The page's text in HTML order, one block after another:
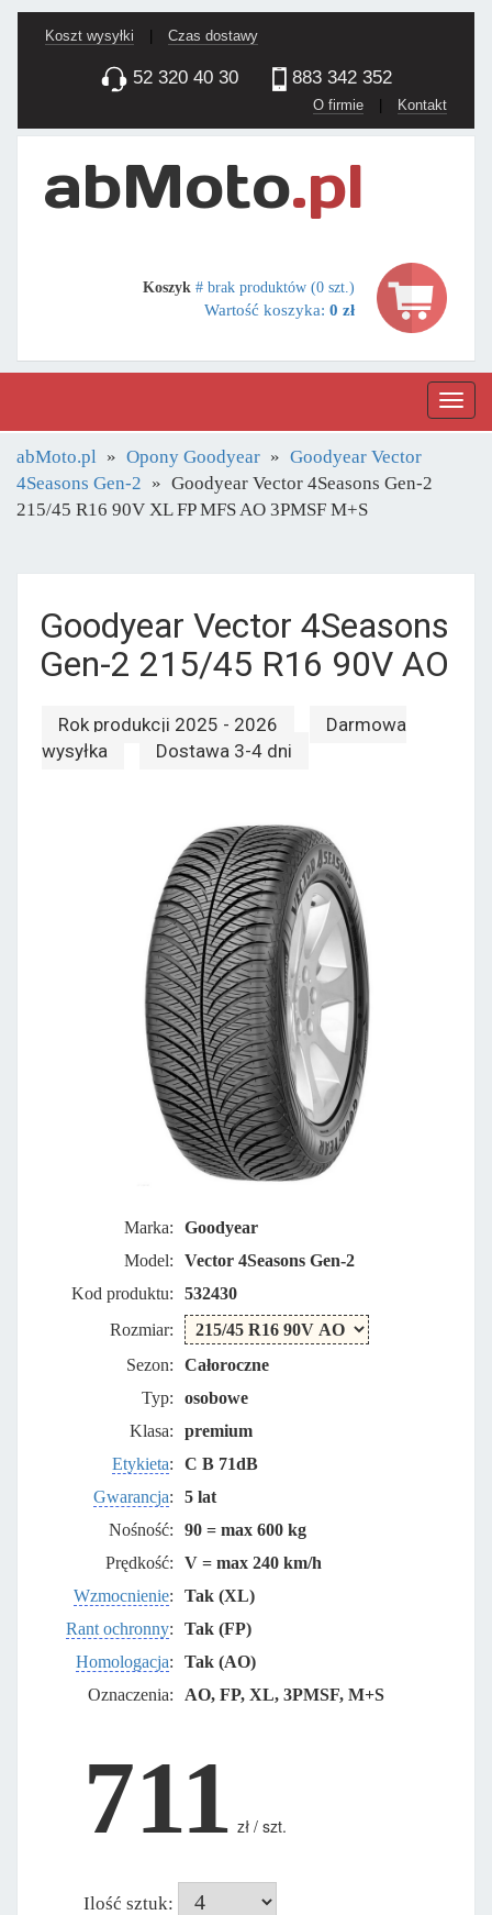
Koszt wysyłki Czas dostawy
52 320 40 30 883 342 352
O firmie | Kontakt
Koszyk # brak produktów (0 szt.)
Wartość koszyka: 0 zł
abMoto.pl Opony Goodyear
Goodyear Vector
4Seasons Gen-2
Goodyear Vector 4Seasons Gen-2
215/45 R16 90V XL FP MFS AO 3PMSF M+S
Goodyear Vector 4Seasons
Gen-2 215/45 R16 90V AO
Rok produkcji 2025 - 2026
Darmowa
wysyłka
Dostawa 3-4 dni
Marka:
Goodyear
Model:
Vector 4Seasons Gen-2
Kod produktu:
532430
Rozmiar:
Sezon:
Całoroczne
Typ:
osobowe
Klasa:
premium
Etykieta:
C B 71dB
Gwarancja:
5 lat
Nośność:
90 = max 600 kg
Prędkość:
V = max 240 km/h
Wzmocnienie:
Tak (XL)
Rant ochronny:
Tak (FP)
Homologacja:
Tak (AO)
Oznaczenia:
AO, FP, XL, 3PMSF, M+S
711 zł / szt.
Ilość sztuk: